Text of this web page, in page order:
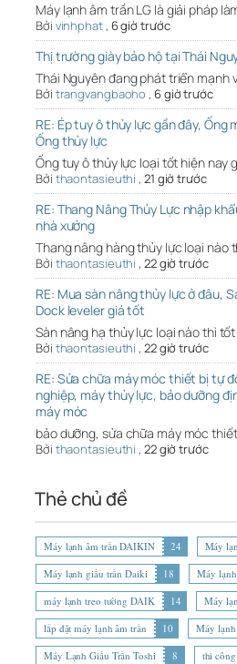
Máy lạnh âm trần LG là giải pháp
Bởi vinhphat, 6 giờ trước
Thị trường giày bảo hộ tại Thái
Thái Nguyên đang phát triển mạnh
Bởi trangvangbaoho , 6 giờ trước
RE: Ép tuy ô thủy lực gần đây, Ống
Ống thủy lực
Ống tuy ô thủy lực loại tốt hiện nay
Bởi thaontasieuthi , 21 giờ trước
RE: Thang Nâng Thủy Lực nhập
nhà xưởng
Thang nâng hàng thủy lực loại nào
Bởi thaontasieuthi , 22 giờ trước
RE: Mua sàn nâng thủy lực ở đâu,
Dock leveler giá tốt
Sàn nâng hạ thủy lực loại nào thì
Bởi thaontasieuthi , 22 giờ trước
RE: Sửa chữa máy móc thiết bị tự
nghiệp, máy thủy lực, bảo dưỡng
máy móc
bảo dưỡng, sửa chữa máy móc
Bởi thaontasieuthi , 22 giờ trước
Thẻ chủ đề
Máy lạnh âm trần DAIKIN 24 Máy
Máy lạnh giấu trần Daiki
18 Máy
máy lạnh treo tường DAIK
14 Máy
lắp đặt máy lạnh âm trần
10 Máy
Máy Lạnh Giấu Trần Toshi
8 thi